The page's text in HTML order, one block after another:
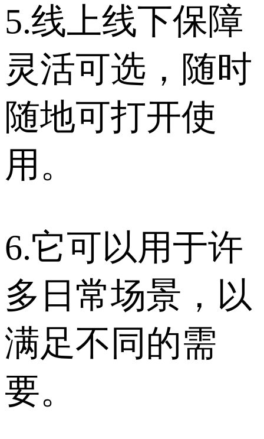
5.线上线下保障
灵活可选，随时
随地可打开使
用。
6.它可以用于许
多日常场景，以
满足不同的需
要。